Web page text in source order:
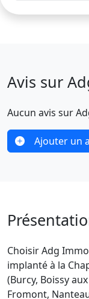
Avis sur
Aucun avis sur
Ajouter un
Choisir Adg
implanté à la
(Burcy, Boissy
Fromont,